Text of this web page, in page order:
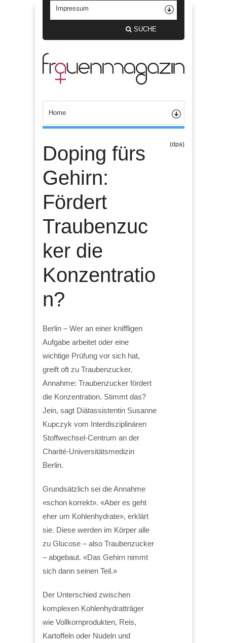
SUCHE
Doping fürs
Gehirn:
Fördert
Traubenzuc
ker die
Konzentratio
n?
(dpa)
Berlin – Wer an einer kniffligen
Aufgabe arbeitet oder eine
wichtige Prüfung vor sich hat,
greift oft zu Traubenzucker.
Annahme: Traubenzucker fördert
die Konzentration. Stimmt das?
Jein, sagt Diätassistentin Susanne
Kupczyk vom Interdisziplinären
Stoffwechsel-Centrum an der
Charité-Universitätsmedizin
Berlin.
Grundsätzlich sei die Annahme
«schon korrekt». «Aber es geht
eher um Kohlenhydrate», erklärt
sie. Diese werden im Körper alle
zu Glucose – also Traubenzucker
– abgebaut. «Das Gehirn nimmt
sich dann seinen Teil.»
Der Unterschied zwischen
komplexen Kohlenhydratträger
wie Vollkornprodukten, Reis,
Kartoffeln oder Nudeln und